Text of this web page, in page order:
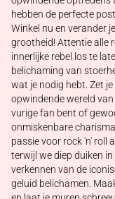
hebben de perfecte
Winkel nu en verander
grootheid! Attentie alle
innerlijke rebel los te
belichaming van
wat je nodig hebt. Zet
opwindende wereld van
vurige fan bent of
onmiskenbare
passie voor rock 'n' roll
terwijl we diep duiken
verkennen van de
geluid belichamen.